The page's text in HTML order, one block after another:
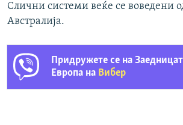
Слични системи веќе се воведени
Австралија.
Придружете се на
Европа на Вибер